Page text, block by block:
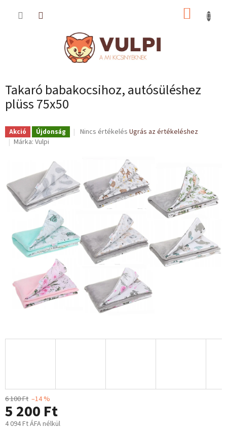
KOSÁR
Takaró babakocsihoz, autósüléshez
plüss 75x50
Akció Újdonság
A
ből
0,0
csillag.
Nincs értékelés Ugrás az értékeléshez
Márka: Vulpi
6 100 Ft –14 %
5 200 Ft
4 094 Ft ÁFA nélkül